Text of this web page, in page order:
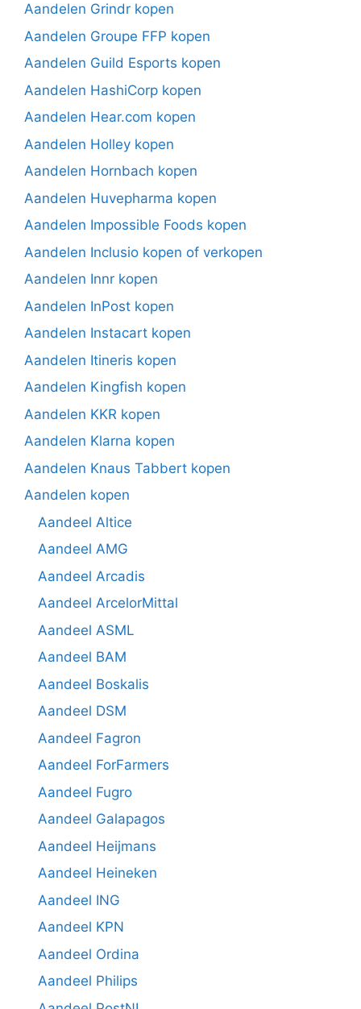
Aandelen Grindr kopen
Aandelen Groupe FFP kopen
Aandelen Guild Esports kopen
Aandelen HashiCorp kopen
Aandelen Hear.com kopen
Aandelen Holley kopen
Aandelen Hornbach kopen
Aandelen Huvepharma kopen
Aandelen Impossible Foods kopen
Aandelen Inclusio kopen of verkopen
Aandelen Innr kopen
Aandelen InPost kopen
Aandelen Instacart kopen
Aandelen Itineris kopen
Aandelen Kingfish kopen
Aandelen KKR kopen
Aandelen Klarna kopen
Aandelen Knaus Tabbert kopen
Aandelen kopen
Aandeel Altice
Aandeel AMG
Aandeel Arcadis
Aandeel ArcelorMittal
Aandeel ASML
Aandeel BAM
Aandeel Boskalis
Aandeel DSM
Aandeel Fagron
Aandeel ForFarmers
Aandeel Fugro
Aandeel Galapagos
Aandeel Heijmans
Aandeel Heineken
Aandeel ING
Aandeel KPN
Aandeel Ordina
Aandeel Philips